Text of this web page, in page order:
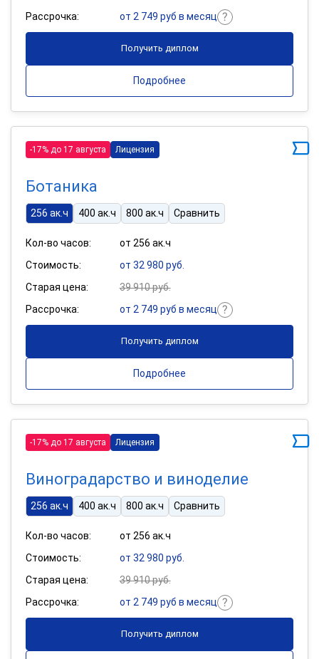
Рассрочка: от 2 749 руб в месяц
Получить диплом
Подробнее
-17% до 17 августа Лицензия
Ботаника
256 ак.ч 400 ак.ч 800 ак.ч Сравнить
Кол-во часов:
от 256 ак.ч
Стоимость:
от 32 980 руб.
Старая цена:
39 910 руб.
Рассрочка:
от 2 749 руб в месяц
Получить диплом
Подробнее
-17% до 17 августа Лицензия
Виноградарство и виноделие
256 ак.ч 400 ак.ч 800 ак.ч Сравнить
Кол-во часов:
от 256 ак.ч
Стоимость:
от 32 980 руб.
Старая цена:
39 910 руб.
Рассрочка:
от 2 749 руб в месяц
Получить диплом